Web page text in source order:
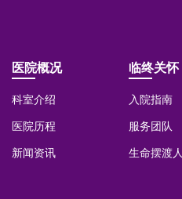
医院概况
科室介绍
医院历程
新闻资讯
临终关怀
入院指南
服务团队
生命摆渡人